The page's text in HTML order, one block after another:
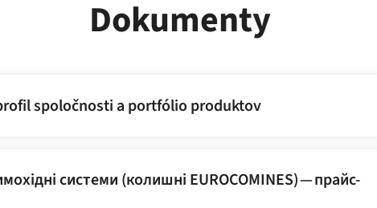
Dokumenty
spoločnosti a portfólio produktov
системи (колишні EUROCOMINES) — прайс-